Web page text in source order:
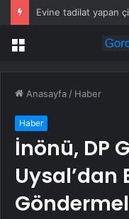
Menü
Anasayfa / Haber
Haber
İnönü, DP
Uysal’dan